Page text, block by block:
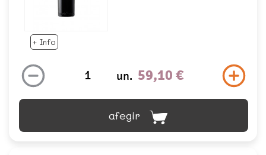
+ Info
un. 59,10 €
afegir